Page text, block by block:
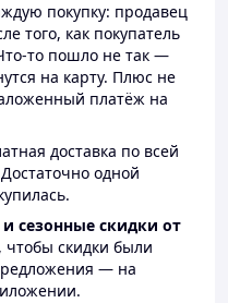
покупку: продавец
того, как покупатель
то пошло не так —
на карту. Плюс не
платёж на
доставка по всей
одной
сезонные скидки от
чтобы скидки были
— на